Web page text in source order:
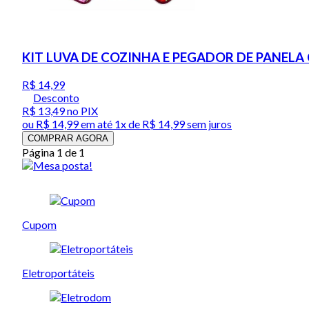
KIT LUVA DE COZINHA E PEGADOR DE PANELA
R$ 14,99
Desconto
R$ 13,49no PIX
ou R$ 14,99em até 1x de R$ 14,99sem juros
COMPRAR AGORA
Página 1 de 1
Cupom
Eletroportáteis